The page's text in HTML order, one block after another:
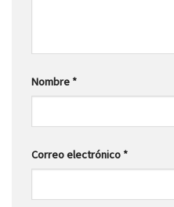
Nombre*
Correo electrónico*